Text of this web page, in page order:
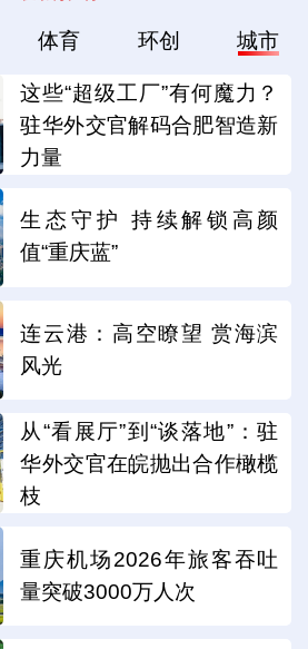
体育 环创 城市
这些“超级工厂”有何魔力？
驻华外交官解码合肥智造新
力量
生态守护 持续解锁高颜
值“重庆蓝”
连云港：高空瞭望 赏海滨
风光
从“看展厅”到“谈落地”：驻
华外交官在皖抛出合作橄榄
枝
重庆机场2026年旅客吞吐
量突破3000万人次